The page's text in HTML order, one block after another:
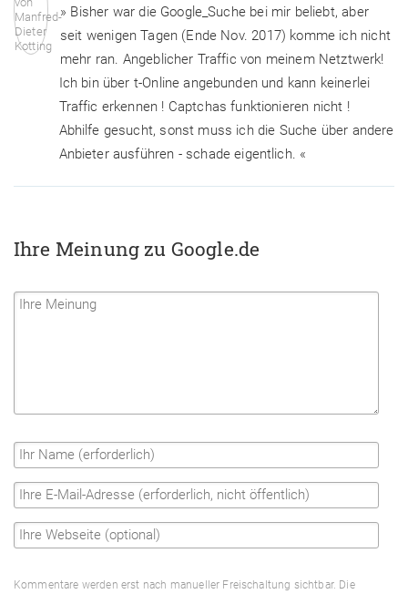
» Bisher war die Google_Suche bei mir beliebt, aber
seit wenigen Tagen (Ende Nov. 2017) komme ich nicht
mehr ran. Angeblicher Traffic von meinem Netztwerk!
Ich bin über t-Online angebunden und kann keinerlei
Traffic erkennen ! Captchas funktionieren nicht !
Abhilfe gesucht, sonst muss ich die Suche über andere
Anbieter ausführen - schade eigentlich. «
Ihre Meinung zu Google.de
Kommentare werden erst nach manueller Freischaltung sichtbar. Die